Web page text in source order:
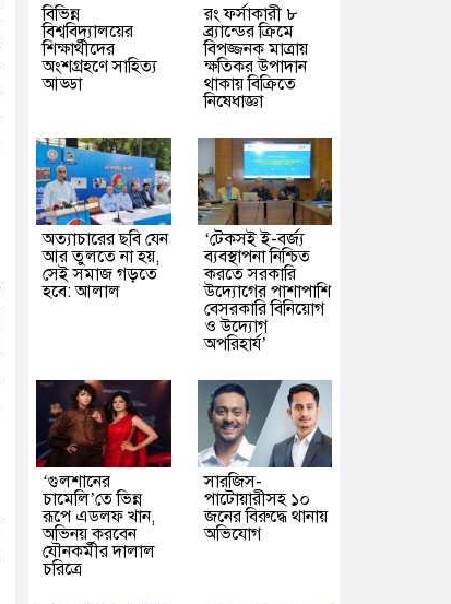
বিভিন্ন
বিশ্ববিদ্যালয়ের
শিক্ষার্থীদের
অংশগ্রহণে সাহিত্য
আড্ডা
রং ফর্সাকারী ৮
ব্র্যান্ডের ক্রিমে
বিপজ্জনক মাত্রায়
ক্ষতিকর উপাদান
থাকায় বিক্রিতে
নিষেধাজ্ঞা
অত্যাচারের ছবি যেন
আর তুলতে না হয়,
সেই সমাজ গড়তে
হবে: আলাল
‘টেকসই ই-বর্জ্য
ব্যবস্থাপনা নিশ্চিত
করতে সরকারি
উদ্যোগের পাশাপাশি
বেসরকারি বিনিয়োগ
ও উদ্যোগ
অপরিহার্য’
‘গুলশানের
চামেলি’তে ভিন্ন
রূপে এডলফ খান,
অভিনয় করবেন
যৌনকর্মীর দালাল
চরিত্রে
সারজিস-
পাটোয়ারীসহ ১০
জনের বিরুদ্ধে থানায়
অভিযোগ